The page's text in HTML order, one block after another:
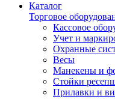
Каталог
Торговое
Кассовое
Учет и
Охранные
Весы
Манекены и
Стойки
Прилавки и